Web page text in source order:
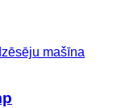
mašīna